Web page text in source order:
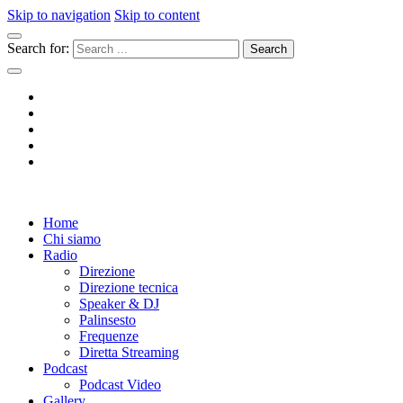
Skip to navigation Skip to content
Search for:
Radio 104
Like It !Home
Chi siamo
Radio
Direzione
Direzione tecnica
Speaker & DJ
Palinsesto
Frequenze
Diretta Streaming
Podcast
Podcast Video